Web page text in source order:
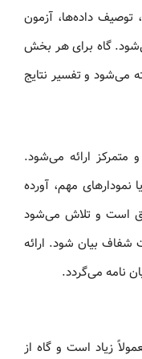
توصیف داده‌ها، آزمون
گاه برای هر بخش
می‌شود و تفسیر نتایج
متمرکز ارائه می‌شود.
نمودارهای مهم، آورده
است و تلاش می‌شود
شفاف بیان شود. ارائه
نامه می‌گردد.
زیاد است و گاه از